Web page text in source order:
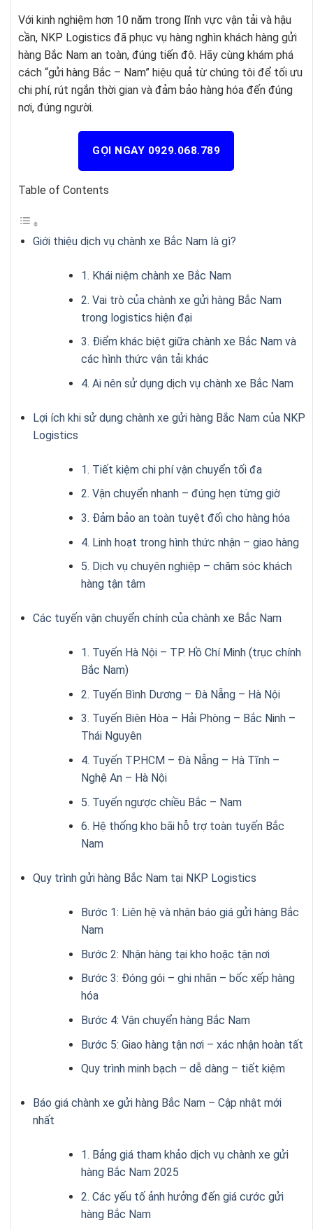
Với kinh nghiệm hơn 10 năm trong lĩnh vực vận tải và hậu
cần, NKP Logistics đã phục vụ hàng nghìn khách hàng gửi
hàng Bắc Nam an toàn, đúng tiến độ. Hãy cùng khám phá
cách “gửi hàng Bắc – Nam” hiệu quả từ chúng tôi để tối ưu
chi phí, rút ngắn thời gian và đảm bảo hàng hóa đến đúng
nơi, đúng người.
GỌI NGAY 0929.068.789
Table of Contents
Giới thiệu dịch vụ chành xe Bắc Nam là gì?
1. Khái niệm chành xe Bắc Nam
2. Vai trò của chành xe gửi hàng Bắc Nam
trong logistics hiện đại
3. Điểm khác biệt giữa chành xe Bắc Nam và
các hình thức vận tải khác
4. Ai nên sử dụng dịch vụ chành xe Bắc Nam
Lợi ích khi sử dụng chành xe gửi hàng Bắc Nam của NKP
Logistics
1. Tiết kiệm chi phí vận chuyển tối đa
2. Vận chuyển nhanh – đúng hẹn từng giờ
3. Đảm bảo an toàn tuyệt đối cho hàng hóa
4. Linh hoạt trong hình thức nhận – giao hàng
5. Dịch vụ chuyên nghiệp – chăm sóc khách
hàng tận tâm
Các tuyến vận chuyển chính của chành xe Bắc Nam
1. Tuyến Hà Nội – TP. Hồ Chí Minh (trục chính
Bắc Nam)
2. Tuyến Bình Dương – Đà Nẵng – Hà Nội
3. Tuyến Biên Hòa – Hải Phòng – Bắc Ninh –
Thái Nguyên
4. Tuyến TP.HCM – Đà Nẵng – Hà Tĩnh –
Nghệ An – Hà Nội
5. Tuyến ngược chiều Bắc – Nam
6. Hệ thống kho bãi hỗ trợ toàn tuyến Bắc
Nam
Quy trình gửi hàng Bắc Nam tại NKP Logistics
Bước 1: Liên hệ và nhận báo giá gửi hàng Bắc
Nam
Bước 2: Nhận hàng tại kho hoặc tận nơi
Bước 3: Đóng gói – ghi nhãn – bốc xếp hàng
hóa
Bước 4: Vận chuyển hàng Bắc Nam
Bước 5: Giao hàng tận nơi – xác nhận hoàn tất
Quy trình minh bạch – dễ dàng – tiết kiệm
Báo giá chành xe gửi hàng Bắc Nam – Cập nhật mới
nhất
1. Bảng giá tham khảo dịch vụ chành xe gửi
hàng Bắc Nam 2025
2. Các yếu tố ảnh hưởng đến giá cước gửi
hàng Bắc Nam